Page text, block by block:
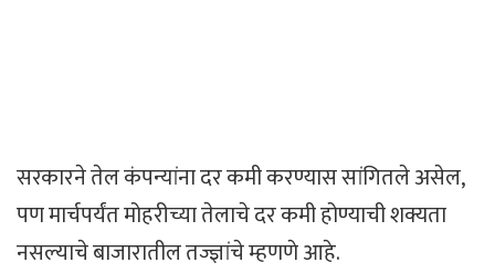
सरकारने तेल कंपन्यांना दर कमी करण्यास सांगितले असेल,
पण मार्चपर्यंत मोहरीच्या तेलाचे दर कमी होण्याची शक्यता
नसल्याचे बाजारातील तज्ज्ञांचे म्हणणे आहे.